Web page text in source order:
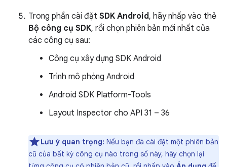
Trong phần cài đặt SDK Android, hãy nhấp vào thẻ
Bộ công cụ SDK, rồi chọn phiên bản mới nhất của
các công cụ sau:
Công cụ xây dựng SDK Android
Trình mô phỏng Android
Android SDK Platform-Tools
Layout Inspector cho API 31 – 36
Lưu ý quan trọng: Nếu bạn đã cài đặt một phiên bản
cũ của bất kỳ công cụ nào trong số này, hãy chọn lại